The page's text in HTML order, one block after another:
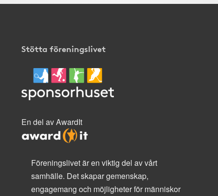
Stötta föreningslivet
En del av AwardIt
Föreningslivet är en viktig del av vårt
samhälle. Det skapar gemenskap,
engagemang och möjligheter för människor